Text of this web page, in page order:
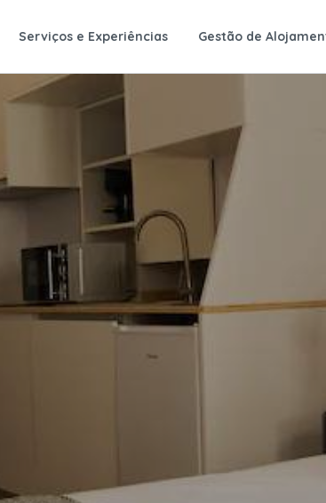
Serviços e Experiências Gestão de